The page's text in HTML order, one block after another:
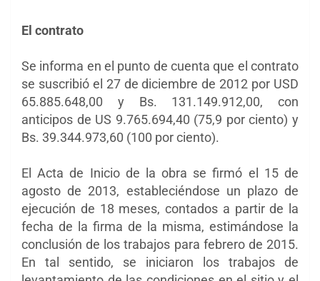
El contrato
Se informa en el punto de cuenta que el contrato
se suscribió el 27 de diciembre de 2012 por USD
65.885.648,00 y Bs. 131.149.912,00, con
anticipos de US 9.765.694,40 (75,9 por ciento) y
Bs. 39.344.973,60 (100 por ciento).
El Acta de Inicio de la obra se firmó el 15 de
agosto de 2013, estableciéndose un plazo de
ejecución de 18 meses, contados a partir de la
fecha de la firma de la misma, estimándose la
conclusión de los trabajos para febrero de 2015.
En tal sentido, se iniciaron los trabajos de